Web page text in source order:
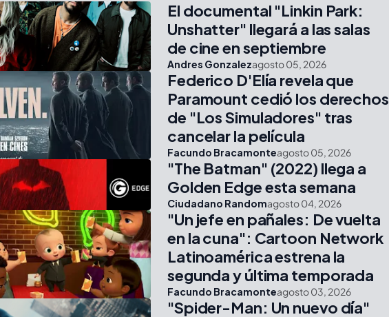
El documental "Linkin Park:
Unshatter" llegará a las salas
de cine en septiembre
Andres Gonzalezagosto 05, 2026
Federico D'Elía revela que
Paramount cedió los derechos
de "Los Simuladores" tras
cancelar la película
Facundo Bracamonteagosto 05, 2026
"The Batman" (2022) llega a
Golden Edge esta semana
Ciudadano Randomagosto 04, 2026
"Un jefe en pañales: De vuelta
en la cuna": Cartoon Network
Latinoamérica estrena la
segunda y última temporada
Facundo Bracamonteagosto 03, 2026
"Spider-Man: Un nuevo día"